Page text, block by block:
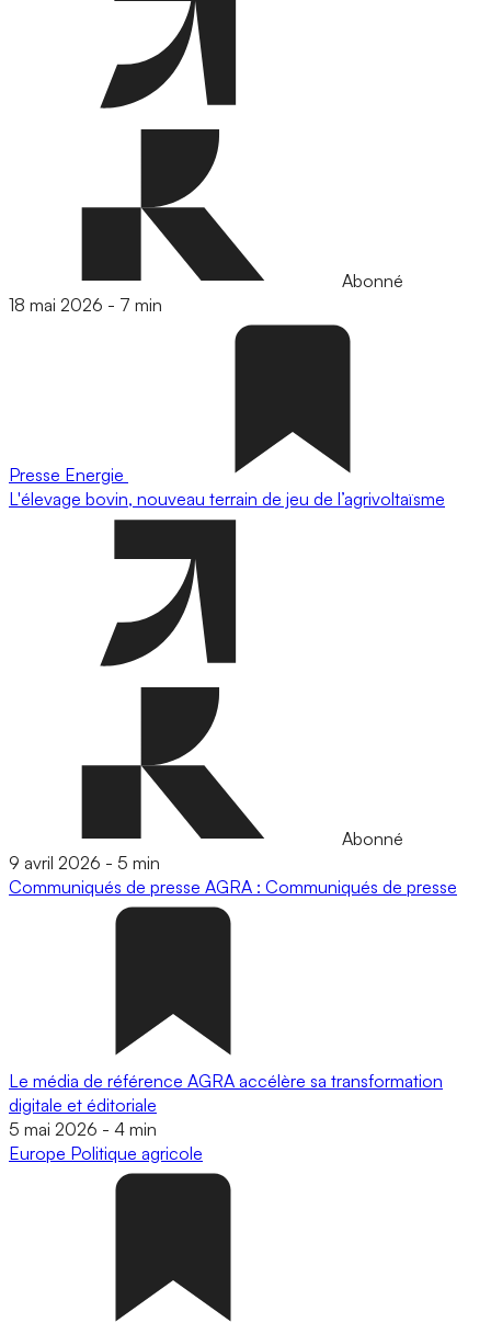
Abonné
18 mai 2026 - 7 min
Presse Energie
L'élevage bovin, nouveau terrain de jeu de l’agrivoltaïsme
Abonné
9 avril 2026 - 5 min
Communiqués de presse AGRA : Communiqués de presse
Le média de référence AGRA accélère sa transformation
digitale et éditoriale
5 mai 2026 - 4 min
Europe Politique agricole